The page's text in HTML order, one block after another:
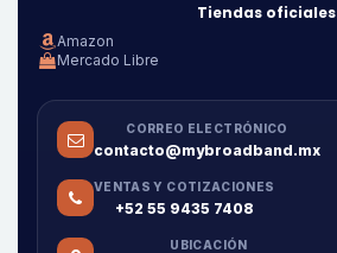
Tiendas oficiales
Amazon
Mercado Libre
CORREO ELECTRÓNICO
contacto@mybroadband.mx
VENTAS Y COTIZACIONES
+52 55 9435 7408
UBICACIÓN